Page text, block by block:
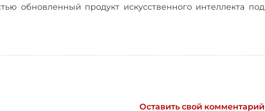
обновленный продукт искусственного интеллекта под
Оставить свой комментарий